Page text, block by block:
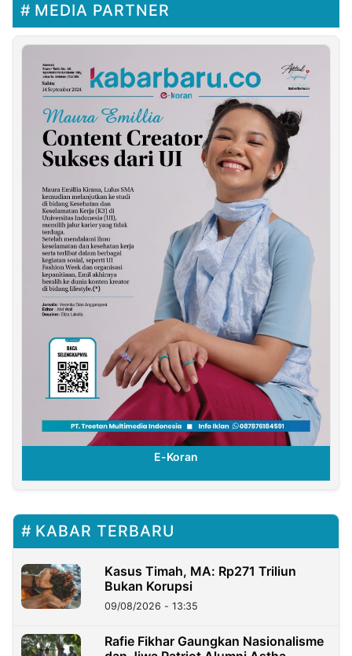
MEDIA PARTNER
E-Koran
KABAR TERBARU
Kasus Timah, MA: Rp271 Triliun
Bukan Korupsi
09/08/2026 - 13:35
Rafie Fikhar Gaungkan Nasionalisme